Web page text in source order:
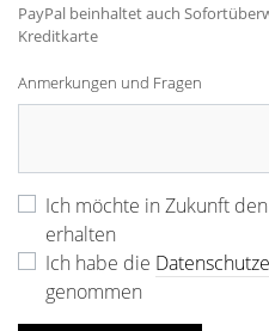
PayPal beinhaltet auch
Kreditkarte
Anmerkungen und Fragen
Ich möchte in Zukunft
erhalten
Ich habe die
genommen